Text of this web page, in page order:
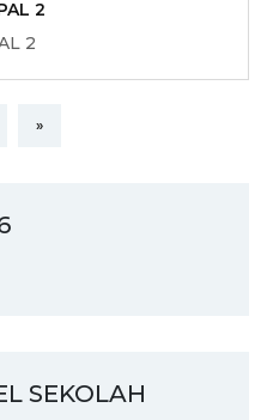
2
»
SEKOLAH